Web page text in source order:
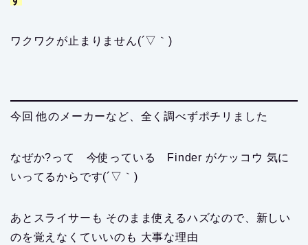
ワクワクが止まりません(´▽｀)
今回 他のメーカーなど、全く調べずポチリました
なぜか?って 今使っている Finder がケッコウ 気に
いってるからです(´▽｀)
あとスライサーも そのまま使えるハズなので、新しい
のを覚えなくていいのも 大事な理由